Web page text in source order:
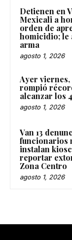
Detienen en
Mexicali a
orden de
homicidio; le
arma
agosto 1, 2026
Ayer
rompió
alcanzar los
agosto 1, 2026
Van 13
funcionarios
instalan
reportar
Zona Centro
agosto 1, 2026